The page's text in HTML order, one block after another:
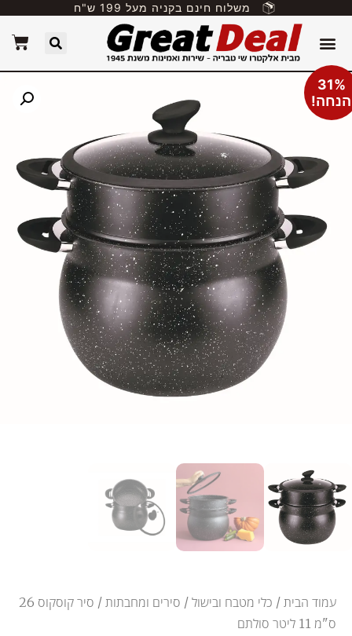
משלוח חינם בקניה מעל 199 ש"ח
31%
הנחה!
עמוד הבית / כלי מטבח ובישול / סירים ומחבתות
/ סיר קוסקוס 26
ס"מ 11 ליטר סולתם